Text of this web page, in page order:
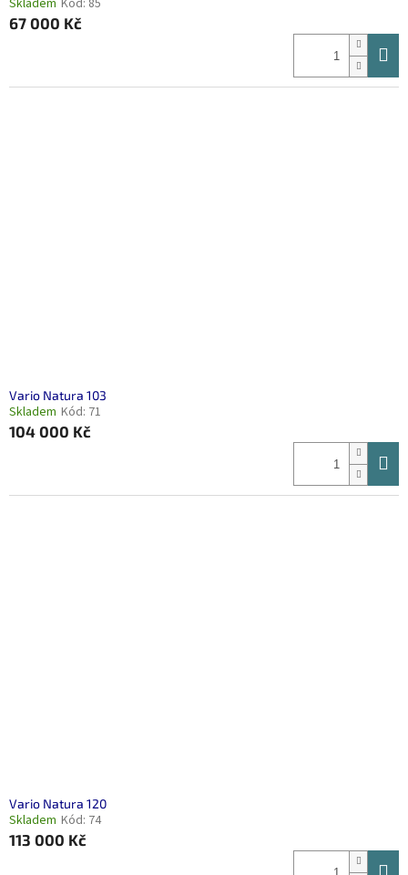
Skladem Kód: 85
67 000 Kč
Vario Natura 103
Skladem Kód: 71
104 000 Kč
Vario Natura 120
Skladem Kód: 74
113 000 Kč